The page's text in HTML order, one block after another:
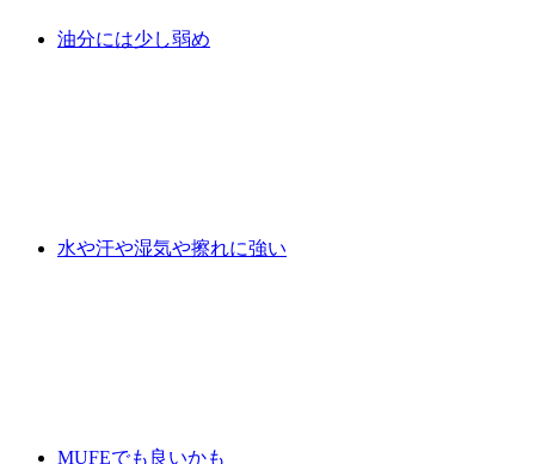
油分には少し弱め
水や汗や湿気や擦れに強い
MUFEでも良いかも